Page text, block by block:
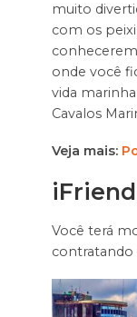
muito
com os
onde você
vida
Cavalos
Veja mais:
Você terá
contratando